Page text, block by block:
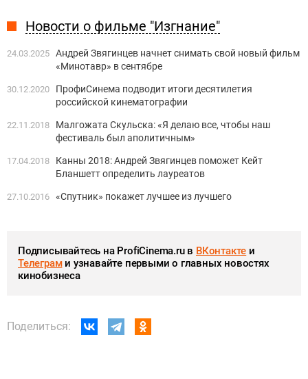
Новости о фильме "Изгнание"
24.03.2025 Андрей Звягинцев начнет снимать свой новый фильм
«Минотавр» в сентябре
30.12.2020
ПрофиСинема подводит итоги десятилетия
российской кинематографии
22.11.2018
Малгожата Скульска: «Я делаю все, чтобы наш
фестиваль был аполитичным»
17.04.2018
Канны 2018: Андрей Звягинцев поможет Кейт
Бланшетт определить лауреатов
27.10.2016 «Спутник» покажет лучшее из лучшего
Подписывайтесь на ProfiCinema.ru в ВКонтакте и
Телеграми узнавайте первыми о главных новостях
кинобизнеса
Поделиться: